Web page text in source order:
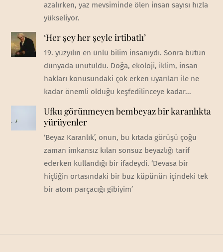
azalırken, yaz mevsiminde ölen insan sayısı hızla
yükseliyor.
‘Her şey her şeyle irtibatlı’
19. yüzyılın en ünlü bilim insanıydı. Sonra bütün
dünyada unutuldu. Doğa, ekoloji, iklim, insan
hakları konusundaki çok erken uyarıları ile ne
kadar önemli olduğu keşfedilinceye kadar...
Ufku görünmeyen bembeyaz bir karanlıkta
yürüyenler
‘Beyaz Karanlık’, onun, bu kıtada görüşü çoğu
zaman imkansız kılan sonsuz beyazlığı tarif
ederken kullandığı bir ifadeydi. ‘Devasa bir
hiçliğin ortasındaki bir buz küpünün içindeki tek
bir atom parçacığı gibiyim’